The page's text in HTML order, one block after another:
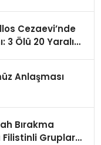
Cezaevi’nde
3 Ölü 20 Yaralı
Anlaşması
Bırakma
Filistinli Gruplar